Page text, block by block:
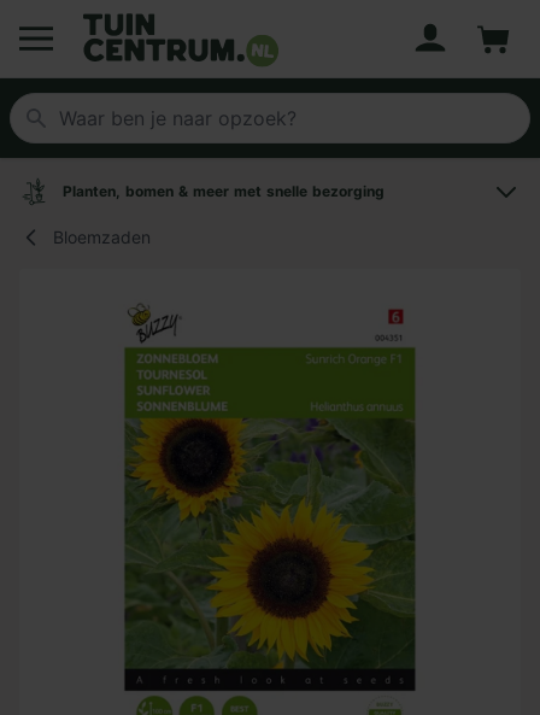
Logo Tuincentrum.nl
Planten, bomen & meer met snelle bezorging
Bloemzaden